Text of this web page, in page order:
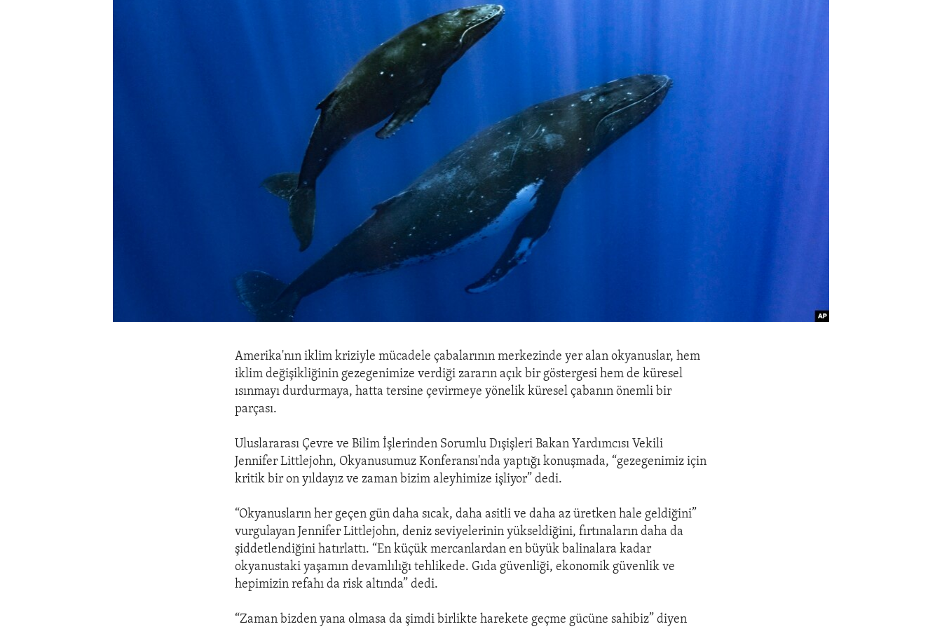
Amerika'nın iklim kriziyle mücadele çabalarının merkezinde yer alan okyanuslar, hem
iklim değişikliğinin gezegenimize verdiği zararın açık bir göstergesi hem de küresel
ısınmayı durdurmaya, hatta tersine çevirmeye yönelik küresel çabanın önemli bir
parçası.
Uluslararası Çevre ve Bilim İşlerinden Sorumlu Dışişleri Bakan Yardımcısı Vekili
Jennifer Littlejohn, Okyanusumuz Konferansı'nda yaptığı konuşmada, “gezegenimiz için
kritik bir on yıldayız ve zaman bizim aleyhimize işliyor” dedi.
“Okyanusların her geçen gün daha sıcak, daha asitli ve daha az üretken hale geldiğini”
vurgulayan Jennifer Littlejohn, deniz seviyelerinin yükseldiğini, fırtınaların daha da
şiddetlendiğini hatırlattı. “En küçük mercanlardan en büyük balinalara kadar
okyanustaki yaşamın devamlılığı tehlikede. Gıda güvenliği, ekonomik güvenlik ve
hepimizin refahı da risk altında” dedi.
“Zaman bizden yana olmasa da şimdi birlikte harekete geçme gücüne sahibiz” diyen